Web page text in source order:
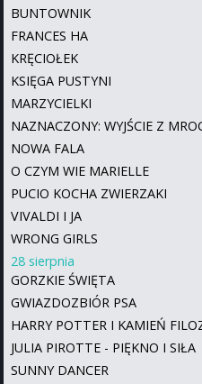
BUNTOWNIK
FRANCES HA
KRĘCIOŁEK
KSIĘGA PUSTYNI
MARZYCIELKI
NAZNACZONY: WYJŚCIE Z
NOWA FALA
O CZYM WIE MARIELLE
PUCIO KOCHA ZWIERZAKI
VIVALDI I JA
WRONG GIRLS
28 sierpnia
GORZKIE ŚWIĘTA
GWIAZDOZBIÓR PSA
HARRY POTTER I KAMIEŃ
JULIA PIROTTE - PIĘKNO I SIŁA
SUNNY DANCER